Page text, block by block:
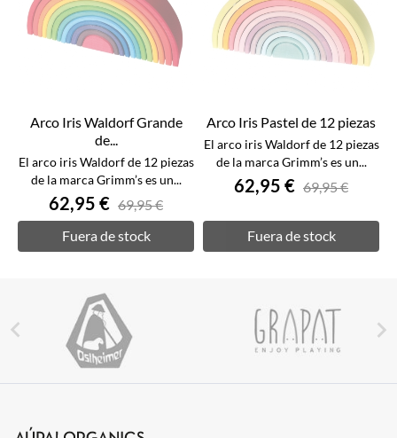
Arco Iris Waldorf Grande
de...
El arco iris Waldorf de 12 piezas
de la marca Grimm’s es un...
62,95 € 69,95 €
Fuera de stock
Arco Iris Pastel de 12 piezas
El arco iris Waldorf de 12 piezas
de la marca Grimm’s es un...
62,95 € 69,95 €
Fuera de stock
 